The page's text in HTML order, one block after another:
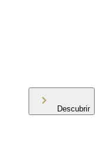
Descubrir